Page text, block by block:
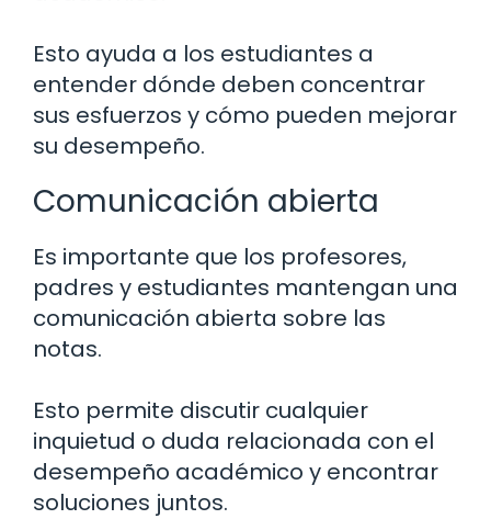
Esto ayuda a los estudiantes a
entender dónde deben concentrar
sus esfuerzos y cómo pueden mejorar
su desempeño.
Comunicación abierta
Es importante que los profesores,
padres y estudiantes mantengan una
comunicación abierta sobre las
notas.
Esto permite discutir cualquier
inquietud o duda relacionada con el
desempeño académico y encontrar
soluciones juntos.